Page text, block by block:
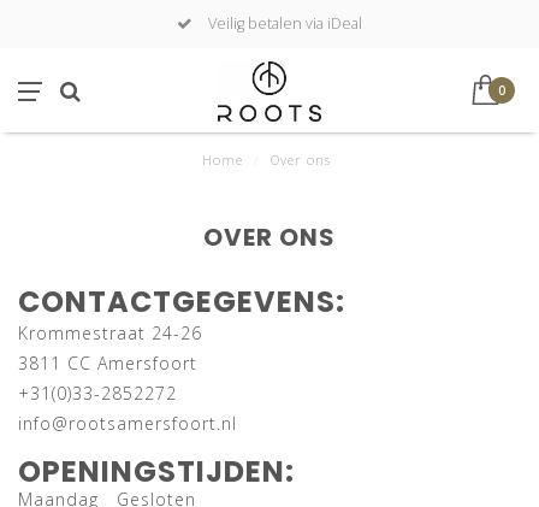
Veilig betalen via iDeal
0
Home Over ons
OVER ONS
CONTACTGEGEVENS:
Krommestraat 24-26
3811 CC Amersfoort
+31(0)33-2852272
info@rootsamersfoort.nl
OPENINGSTIJDEN:
Maandag
Gesloten